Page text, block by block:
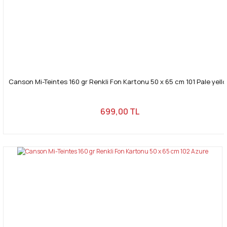
Canson Mi-Teintes 160 gr Renkli Fon Kartonu 50 x 65 cm 101 Pale
699,00 TL